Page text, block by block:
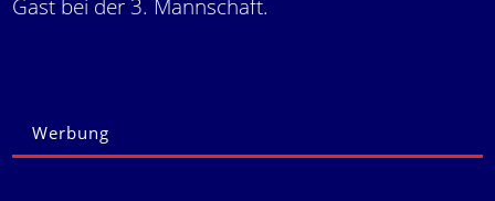
Gast bei der 3. Mannschaft.
Werbung